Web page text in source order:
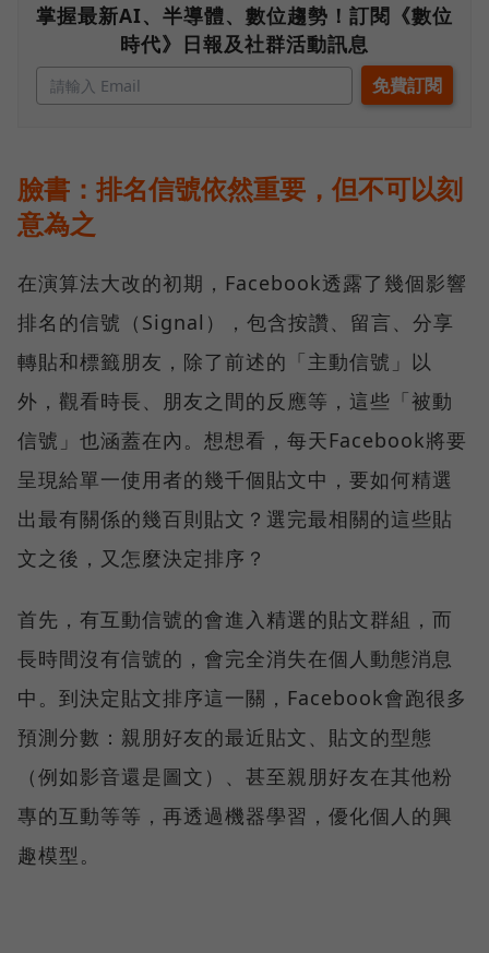
掌握最新AI、半導體、數位趨勢！訂閱《數位
時代》日報及社群活動訊息
臉書：排名信號依然重要，但不可以刻
意為之
在演算法大改的初期，Facebook透露了幾個影響
排名的信號（Signal），包含按讚、留言、分享
轉貼和標籤朋友，除了前述的「主動信號」以
外，觀看時長、朋友之間的反應等，這些「被動
信號」也涵蓋在內。想想看，每天Facebook將要
呈現給單一使用者的幾千個貼文中，要如何精選
出最有關係的幾百則貼文？選完最相關的這些貼
文之後，又怎麼決定排序？
首先，有互動信號的會進入精選的貼文群組，而
長時間沒有信號的，會完全消失在個人動態消息
中。到決定貼文排序這一關，Facebook會跑很多
預測分數：親朋好友的最近貼文、貼文的型態
（例如影音還是圖文）、甚至親朋好友在其他粉
專的互動等等，再透過機器學習，優化個人的興
趣模型。